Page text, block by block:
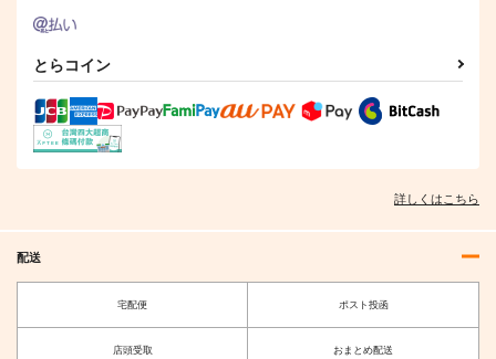
とらコイン
詳しくはこちら
配送
宅配便 ポスト投函
店頭受取 おまとめ配送